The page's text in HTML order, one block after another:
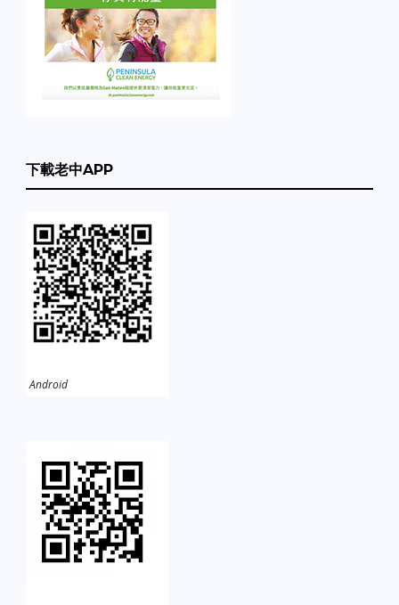
下載老中APP
Android